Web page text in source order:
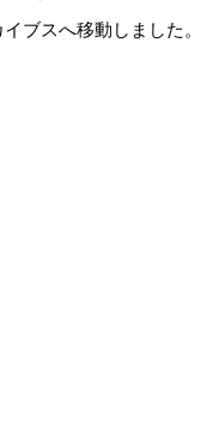
ブスへ移動しました。